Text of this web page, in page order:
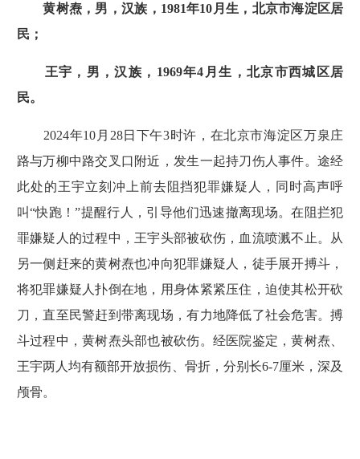
黄树焘，男，汉族，1981年10月生，北京市海淀区居
民；
王宇，男，汉族，1969年4月生，北京市西城区居
民。
2024年10月28日下午3时许，在北京市海淀区万泉庄
路与万柳中路交叉口附近，发生一起持刀伤人事件。途经
此处的王宇立刻冲上前去阻挡犯罪嫌疑人，同时高声呼
叫“快跑！”提醒行人，引导他们迅速撤离现场。在阻拦犯
罪嫌疑人的过程中，王宇头部被砍伤，血流喷溅不止。从
另一侧赶来的黄树焘也冲向犯罪嫌疑人，徒手展开搏斗，
将犯罪嫌疑人扑倒在地，用身体紧紧压住，迫使其松开砍
刀，直至民警赶到带离现场，有力地降低了社会危害。搏
斗过程中，黄树焘头部也被砍伤。经医院鉴定，黄树焘、
王宇两人均有额部开放损伤、骨折，分别长6-7厘米，深及
颅骨。